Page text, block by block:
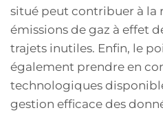
situé peut contribuer à la
émissions de gaz à effet
trajets inutiles. Enfin, le
également prendre en
technologiques
gestion efficace des